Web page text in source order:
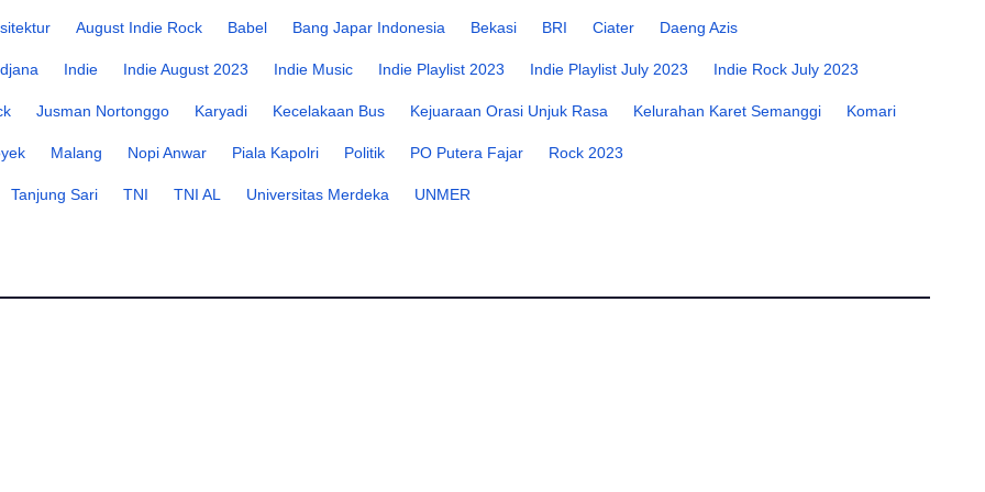
August Indie Rock Babel Bang Japar Indonesia Bekasi BRI Ciater Daeng Azis
Indie Indie August 2023 Indie Music Indie Playlist 2023 Indie Playlist July 2023 Indie Rock July 2023
Jusman Nortonggo Karyadi Kecelakaan Bus Kejuaraan Orasi Unjuk Rasa Kelurahan Karet Semanggi Komari
Malang Nopi Anwar Piala Kapolri Politik PO Putera Fajar Rock 2023
Tanjung Sari TNI TNI AL Universitas Merdeka UNMER